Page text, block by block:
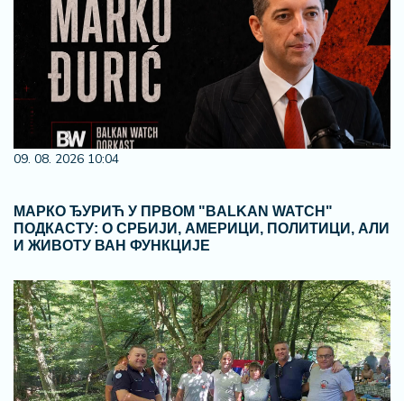
09. 08. 2026 10:04
МАРКО ЂУРИЋ У ПРВОМ "BALKAN WATCH"
ПОДКАСТУ: О СРБИЈИ, АМЕРИЦИ, ПОЛИТИЦИ, АЛИ
И ЖИВОТУ ВАН ФУНКЦИЈЕ